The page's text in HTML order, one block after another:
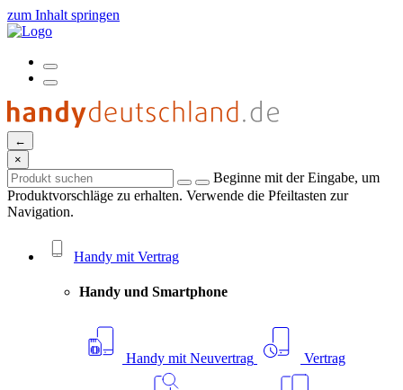
zum Inhalt springen
←
×
Beginne mit der Eingabe, um
Produktvorschläge zu erhalten. Verwende die Pfeiltasten zur
Navigation.
Handy mit Vertrag
Handy und Smartphone
Handy mit Neuvertrag Vertrag